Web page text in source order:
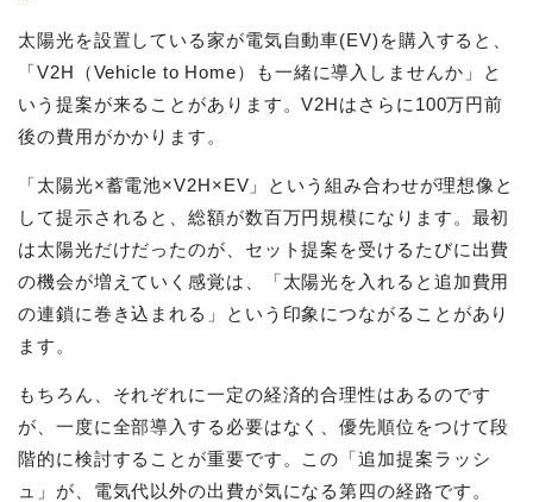
太陽光を設置している家が電気自動車(EV)を購入すると、
「V2H（Vehicle to Home）も一緒に導入しませんか」と
いう提案が来ることがあります。V2Hはさらに100万円前
後の費用がかかります。
「太陽光×蓄電池×V2H×EV」という組み合わせが理想像と
して提示されると、総額が数百万円規模になります。最初
は太陽光だけだったのが、セット提案を受けるたびに出費
の機会が増えていく感覚は、「太陽光を入れると追加費用
の連鎖に巻き込まれる」という印象につながることがあり
ます。
もちろん、それぞれに一定の経済的合理性はあるのです
が、一度に全部導入する必要はなく、優先順位をつけて段
階的に検討することが重要です。この「追加提案ラッシ
ュ」が、電気代以外の出費が気になる第四の経路です。